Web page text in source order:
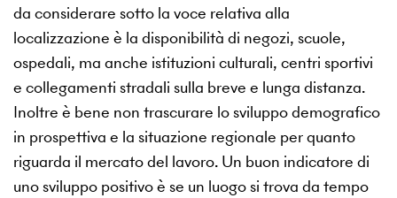
da considerare sotto la voce relativa alla
localizzazione è la disponibilità di negozi, scuole,
ospedali, ma anche istituzioni culturali, centri sportivi
e collegamenti stradali sulla breve e lunga distanza.
Inoltre è bene non trascurare lo sviluppo demografico
in prospettiva e la situazione regionale per quanto
riguarda il mercato del lavoro. Un buon indicatore di
uno sviluppo positivo è se un luogo si trova da tempo